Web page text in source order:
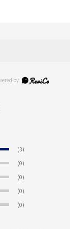
(3)
(0)
(0)
(0)
(0)